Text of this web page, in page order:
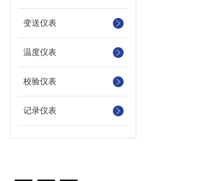
变送仪表
温度仪表
校验仪表
记录仪表